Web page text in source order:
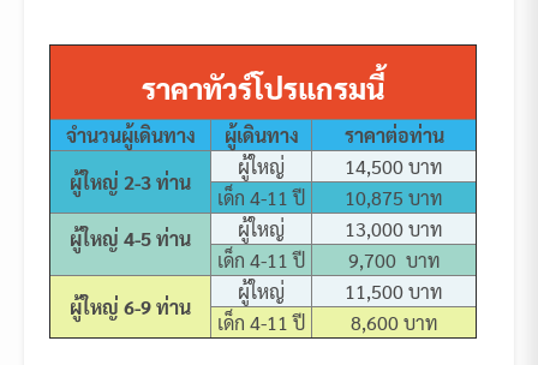
ราคาทัวร์โปรแกรมนี้
จำนวนผู้เดินทาง ผู้เดินทาง
ราคาต่อท่าน
ผู้ใหญ่ 2-3 ท่าน
ผู้ใหญ่
14,500 บาท
เด็ก 4-11 ปี
10,875 บาท
ผู้ใหญ่ 4-5 ท่าน
ผู้ใหญ่
13,000 บาท
เด็ก 4-11 ปี
9,700 บาท
ผู้ใหญ่ 6-9 ท่าน
ผู้ใหญ่
11,500 บาท
เด็ก 4-11 ปี
8,600 บาท